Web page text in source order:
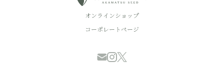
オンラインショップ
コーポレートページ